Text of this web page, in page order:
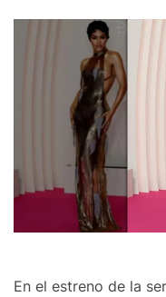
En el estreno de la